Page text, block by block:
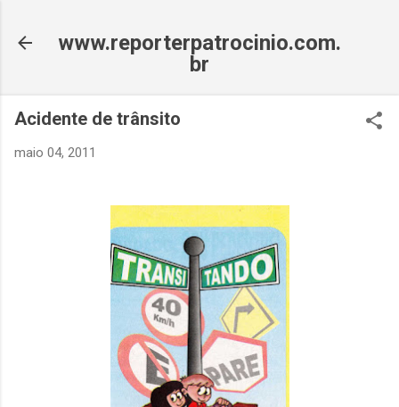
www.reporterpatrocinio.com.
br
Acidente de trânsito
maio 04, 2011